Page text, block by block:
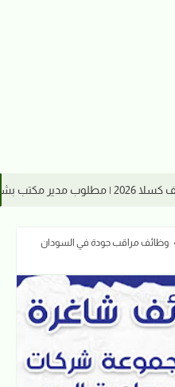
وظائف مراقب جودة في السودان